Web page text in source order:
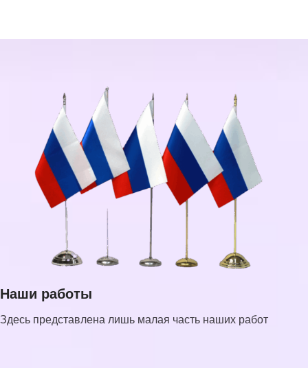
Наши работы
Здесь представлена лишь малая часть наших работ